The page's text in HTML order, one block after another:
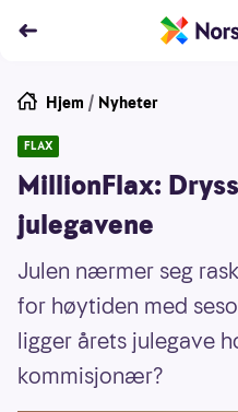
Hjem / Nyheter
FLAX
MillionFlax:
julegavene
Julen nærmer seg
for høytiden med
ligger årets julegave
kommisjonær?